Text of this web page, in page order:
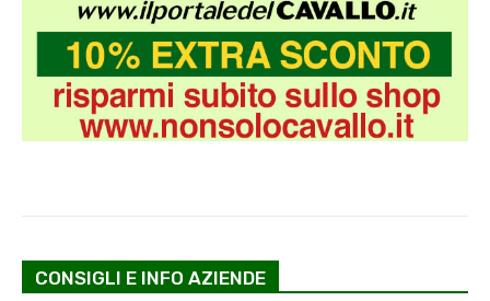
CONSIGLI E INFO AZIENDE